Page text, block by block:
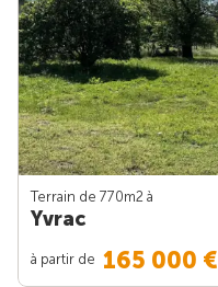
Terrain de 770m2 à
Yvrac
à partir de 165 000 €